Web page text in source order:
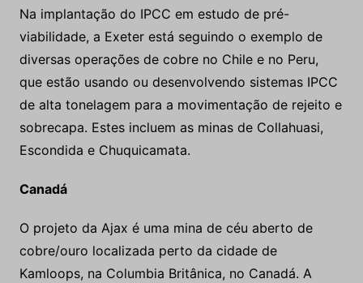
Na implantação do IPCC em estudo de pré-
viabilidade, a Exeter está seguindo o exemplo de
diversas operações de cobre no Chile e no Peru,
que estão usando ou desenvolvendo sistemas IPCC
de alta tonelagem para a movimentação de rejeito e
sobrecapa. Estes incluem as minas de Collahuasi,
Escondida e Chuquicamata.
Canadá
O projeto da Ajax é uma mina de céu aberto de
cobre/ouro localizada perto da cidade de
Kamloops, na Columbia Britânica, no Canadá. A